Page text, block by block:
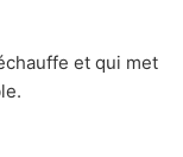
et qui met